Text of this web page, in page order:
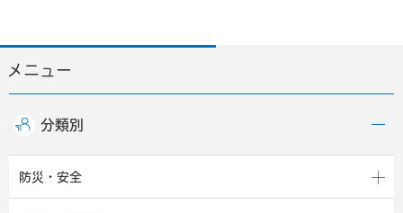
メニュー
分類別
防災・安全